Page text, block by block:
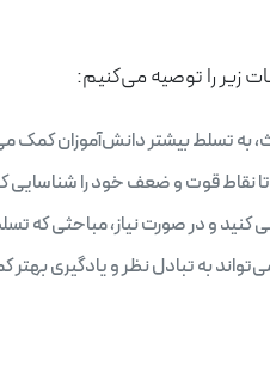
به تسلط بیشتر دانش‌آموزان کمک
تا نقاط قوت و ضعف خود را شناسایی
و در صورت نیاز، مباحثی که
به تبادل نظر و یادگیری بهتر